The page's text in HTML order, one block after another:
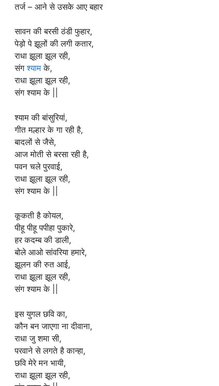
तर्ज – आने से उसके आए बहार
सावन की बरसी ठंडी फुहार,
पेड़ो पे झूलों की लगी कतार,
राधा झूला झूल रही,
संगश्याम के,
राधा झूला झूल रही,
संग श्याम के ||
श्याम की बांसुरियां,
गीत मल्हार के गा रही है,
बादलों से जैसे,
आज मोती से बरसा रही है,
पवन चले पुरवाई,
राधा झूला झूल रही,
संग श्याम के ||
कूकती है कोयल,
पीहू पीहू पपीहा पुकारे,
हर कदम्ब की डाली,
बोले आओ सांवरिया हमारे,
झूलन की रुत आई,
राधा झूला झूल रही,
संग श्याम के ||
इस युगल छवि का,
कौन बन जाएगा ना दीवाना,
राधा जु शमा सी,
परवाने से लगते है कान्हा,
छवि मेरे मन भायी,
राधा झूला झूल रही,